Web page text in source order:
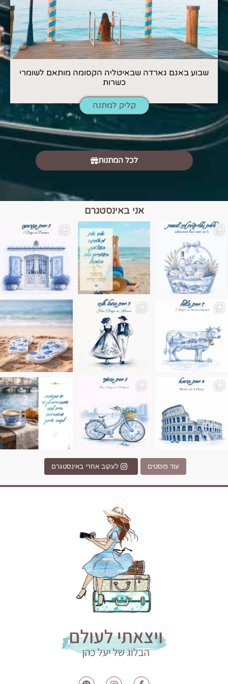
שבוע באגם גארדה שבאיטליה הקסומה מותאם לשומרי
כשרות
קליק למתנה
לכל המתנות
אני באינסטגרם
הם הגבול 💙🩵
בחבל אלזס צרפת
בחופשה שבו הכל נהיה פשוט יותר. החול, הי
Instagram post
Instagram post 17994326828955248
עוד פוסטים לעקוב אחרי באינסטגרם